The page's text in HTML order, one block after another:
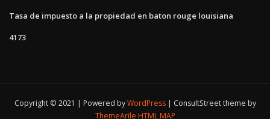
Tasa de impuesto a la propiedad en baton rouge louisiana
4173
Copyright © 2021 | Powered byWordPress
ConsultStreet theme by
ThemeArile HTML MAP